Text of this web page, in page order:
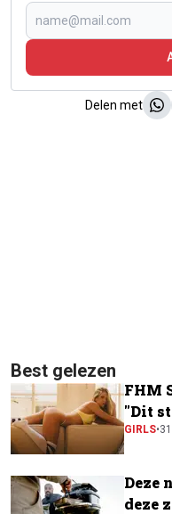
Delen met
Best gelezen
FHM
"Dit
GIRLS•
Deze
deze